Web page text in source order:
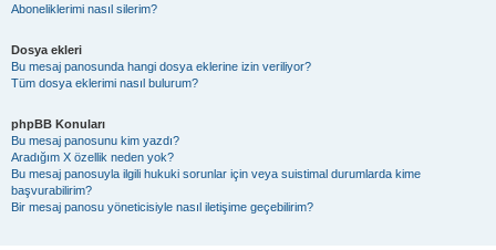
Aboneliklerimi nasıl silerim?
Dosya ekleri
Bu mesaj panosunda hangi dosya eklerine izin veriliyor?
Tüm dosya eklerimi nasıl bulurum?
phpBB Konuları
Bu mesaj panosunu kim yazdı?
Aradığım X özellik neden yok?
Bu mesaj panosuyla ilgili hukuki sorunlar için veya suistimal durumlarda kime
başvurabilirim?
Bir mesaj panosu yöneticisiyle nasıl iletişime geçebilirim?